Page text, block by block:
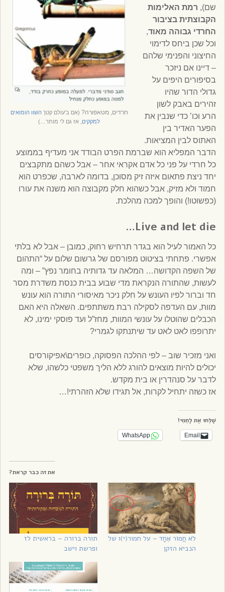
חרדים, מטאפורה? (אם ב’עולם קטן’ השוו הומואים
למקקים , אז גם לי מותר…)
שם), רמת האלימות
הקבוצתית בציבור
החרדי גבוהה מאוד,
וכל שכן ביחס לדימוי
החיצוני והפנימי שלהם
– דיינו אם ניזכר
בסיפורים היפים על
גדולי הדור שהיו
זהירים באבק לשון
הרע וכו’ כדי שנבין את
הפער האדיר בין
האתוס לבין המציאות.
הדבר המפליא הוא שברמת הפרט הבודד אני מעדיף בממוצע
כל חרדי על פני כל אדם אקראי אחר – אבל כשהם מתקבצים
יחד ניצת פתאום איזה זיק מסוכן, בדומה לארבה, שכפרט הוא
חמוד ולא מזיק, אבל כשהוא חלק מקבוצה הוא משנה את עורו
(כפשוטו!) והופך למכה מהלכת.
Live and let die
…
כל האמור לעיל הוא בגדר תרחיש רחוק, כמובן – אבל לא בלתי
אפשרי. פתחתי בציטוט מפורסם של גרשום שלום על “התהום
של השפה הקדושה… המלאה עד גדותיה בחומר נפץ” – ומה
לעשות, שהתורה הנקראת מדי שבוע בבית כנסת משדרת מסר
חד וברור לפיו העונש על חלק ניכר מאיסורי התורה הוא עונש
מוות, עם העדפה לסקילה רבת משתתפים. השאלה היא האם
הכבלים שהוטלו על עונשי המוות, מחז”ל ועד פוסקי ימינו, לא
יתרופפו לאט לאט עד שיתנתקו לגמרי?
ואני מזכיר שוב – לפי ההלכה הפסוקה, כופרים\אפיקורסים
יכולים להיות מוצאים להורג ללא הליך משפטי כלשהו, שלא
לדבר על סנהדרין או בית מקדש.
אז כשזה יתחיל לקרות, אל תגידו שלא הזהרתי!…
שַׁלְּחוּ אֶת לַחְמִי!
Email
WhatsApp
את זה כבר קראת?
תורה ברורה – בראשית לז
ופרשת וישב
לֹא חֲמוֹר אֶחָד – על חמור(י)ו של
הנביא הזקן